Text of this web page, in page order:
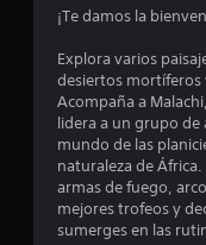
¡Te damos la
Explora varios
desiertos mortíferos
Acompaña a
lidera a un grupo
mundo de las
naturaleza de
armas de fuego,
mejores trofeos y
sumerges en las